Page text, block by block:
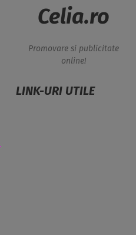
Celia.ro
Promovare si publicitate
online!
LINK-URI UTILE